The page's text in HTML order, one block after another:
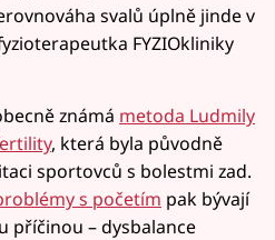
svalů úplně jinde v
FYZIOkliniky
známá metoda Ludmily
, která byla původně
sportovců s bolestmi zad.
s početím pak bývají
příčinou – dysbalance